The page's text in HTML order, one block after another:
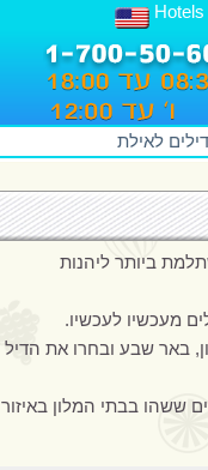
דילים לאילת
ביותר ליהנות
באר שבע ובחרו את הדיל
עדכניות מנופשים ששהו בבתי המלון באיזור